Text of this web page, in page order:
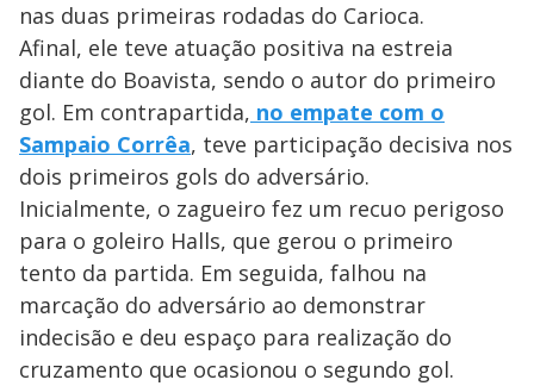
nas duas primeiras rodadas do Carioca.
Afinal, ele teve atuação positiva na estreia
diante do Boavista, sendo o autor do primeiro
gol. Em contrapartida, no empate com o
Sampaio Corrêa, teve participação decisiva nos
dois primeiros gols do adversário.
Inicialmente, o zagueiro fez um recuo perigoso
para o goleiro Halls, que gerou o primeiro
tento da partida. Em seguida, falhou na
marcação do adversário ao demonstrar
indecisão e deu espaço para realização do
cruzamento que ocasionou o segundo gol.